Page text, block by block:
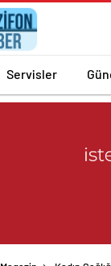
Servisler